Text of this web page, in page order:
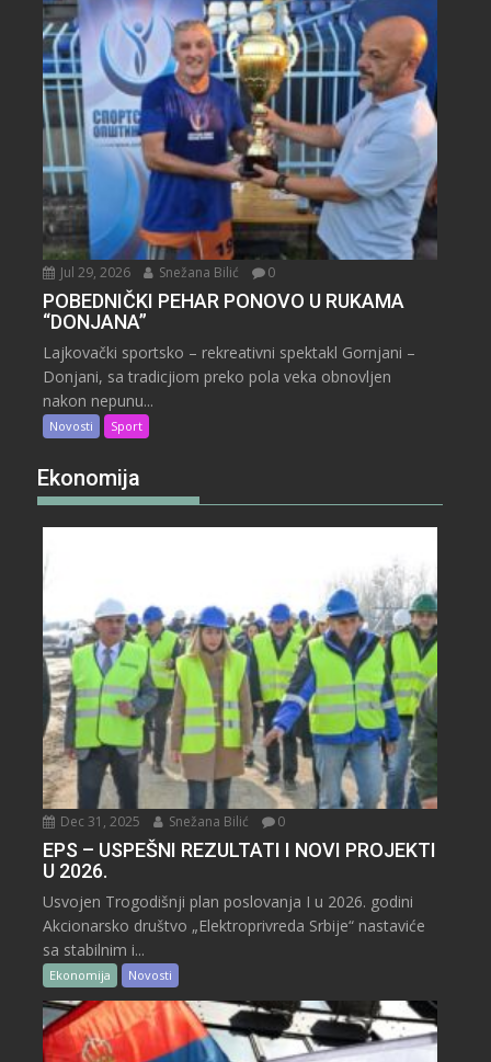
Jul 29, 2026 Snežana Bilić 0
POBEDNIČKI PEHAR PONOVO U RUKAMA
“DONJANA”
Lajkovački sportsko – rekreativni spektakl Gornjani –
Donjani, sa tradicjiom preko pola veka obnovljen
nakon nepunu...
Novosti Sport
Ekonomija
Dec 31, 2025 Snežana Bilić 0
EPS – USPEŠNI REZULTATI I NOVI PROJEKTI
U 2026.
Usvojen Trogodišnji plan poslovanja I u 2026. godini
Akcionarsko društvo „Elektroprivreda Srbije“ nastaviće
sa stabilnim i...
Ekonomija Novosti